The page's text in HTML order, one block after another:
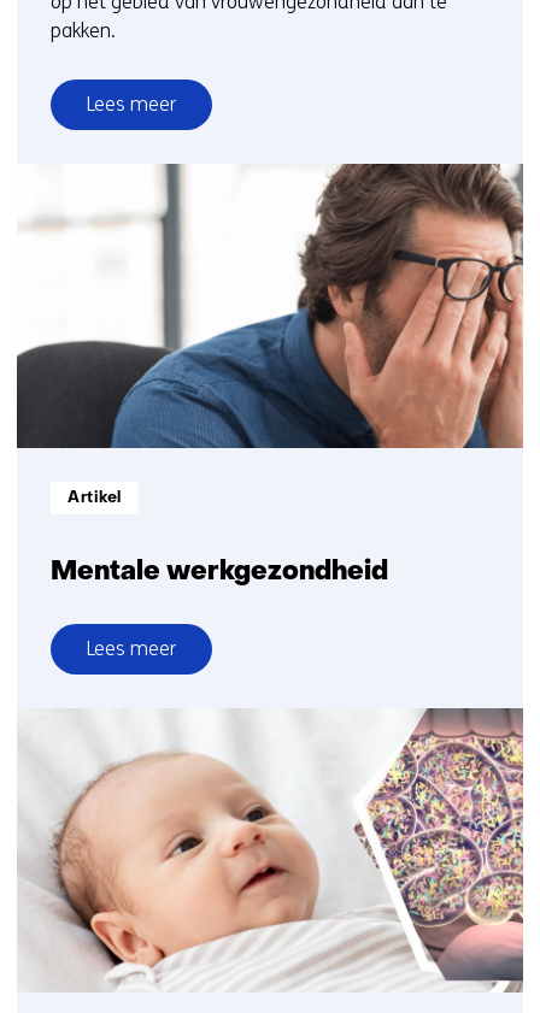
pakken.
Lees meer
over
Vrouwengezondheid
Mentale werkgezondheid
Informatietype:
Artikel
Lees meer
over